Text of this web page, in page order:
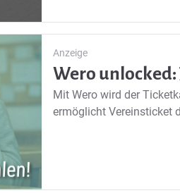
Anzeige
Wero
Mit Wero wird der
ermöglicht Vereinsticket